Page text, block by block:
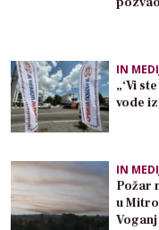
IN
„‘Vi
vode
IN
Požar
u